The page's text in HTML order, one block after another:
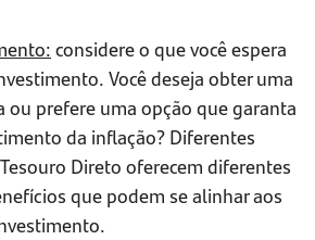
considere o que você espera
Você deseja obter uma
ou prefere uma opção que garanta
da inflação? Diferentes
Direto oferecem diferentes
que podem se alinhar aos